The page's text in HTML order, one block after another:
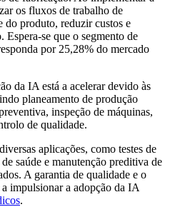
os fluxos de trabalho de
do produto, reduzir custos e
Espera-se que o segmento de
por 25,28% do mercado
da IA ​​está a acelerar devido às
planeamento de produção
inspeção de máquinas,
de qualidade.
aplicações, como testes de
saúde e manutenção preditiva de
A garantia de qualidade e o
impulsionar a adopção da IA
.